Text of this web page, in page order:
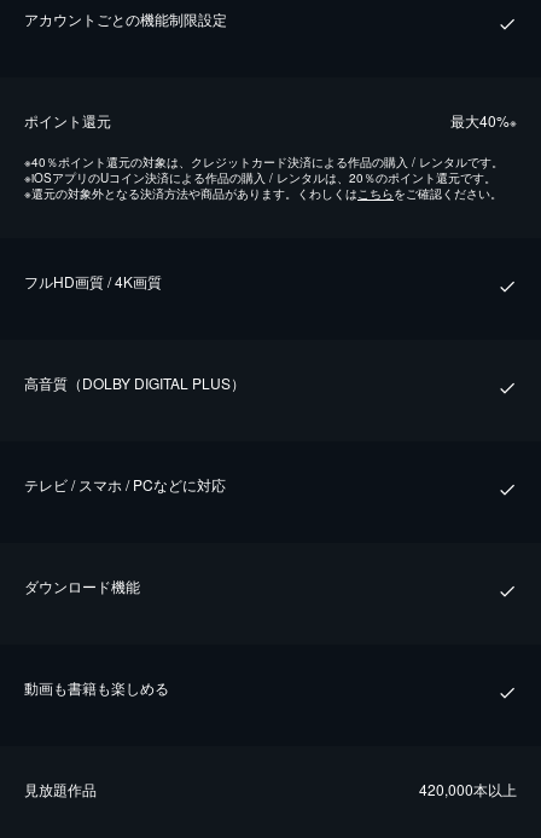
アカウントごとの機能制限設定
ポイント還元 最⼤40%※
※40％ポイント還元の対象は、クレジットカード決済による作品の購入 / レンタルです。
※iOSアプリのUコイン決済による作品の購入 / レンタルは、20％のポイント還元です。
※還元の対象外となる決済方法や商品があります。くわしくはこちらをご確認ください。
フルHD画質 / 4K画質
⾼⾳質（DOLBY DIGITAL PLUS）
テレビ / スマホ / PCなどに対応
ダウンロード機能
動画も書籍も楽しめる
⾒放題作品 420,000本以上